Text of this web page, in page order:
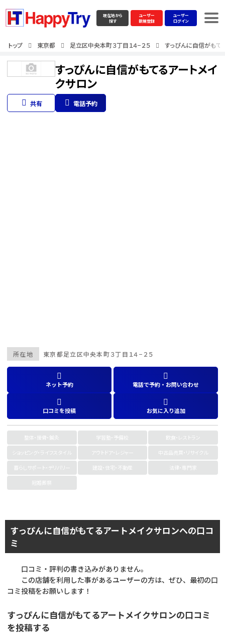
現在地から
探す
ユーザー
新規登録
ユーザー
ログイン
トップ 東京都 足立区中央本町３丁目１４−２５ すっぴんに自信がもて
すっぴんに自信がもてるアートメイ
クサロン
共有 電話予約
所在地 東京都足立区中央本町３丁目１４−２５
ネット予約 電話で予約・お問い合わせ
口コミを投稿 お気に入り追加
整体・接骨・鍼灸 学習塾・予備校
飲食・レストラン
ショッピング・ライフスタイル
アウトドア・レジャー
中古品売買・リサイクル
暮らしサポート・デリバリー
建設・住宅・不動産
法律・専門家
冠婚葬祭
すっぴんに自信がもてるアートメイクサロンへの口コ
ミ
口コミ・評判の書き込みがありません。
この店舗を利用した事があるユーザーの方は、ぜひ、最初の口
コミ投稿をお願いします！
すっぴんに自信がもてるアートメイクサロンの口コミ
を投稿する